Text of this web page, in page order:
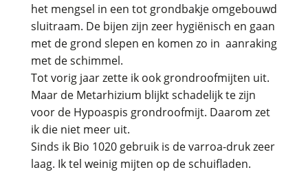
het mengsel in een tot grondbakje omgebouwd
sluitraam. De bijen zijn zeer hygiënisch en gaan
met de grond slepen en komen zo in aanraking
met de schimmel.
Tot vorig jaar zette ik ook grondroofmijten uit.
Maar de Metarhizium blijkt schadelijk te zijn
voor de Hypoaspis grondroofmijt. Daarom zet
ik die niet meer uit.
Sinds ik Bio 1020 gebruik is de varroa-druk zeer
laag. Ik tel weinig mijten op de schuifladen.